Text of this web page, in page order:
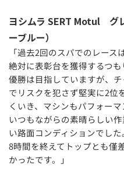
ヨシムラ SERT Motul グ
ーブルー）
「過去2回のスパでのレー
絶対に表彰台を獲得するつ
優勝は目指していますが、
でリスクを犯さず堅実に2位
くいき、マシンもパフォー
いつもながらの素晴らしい
い路面コンディションでし
8時間を終えてトップとも僅
かったです。」